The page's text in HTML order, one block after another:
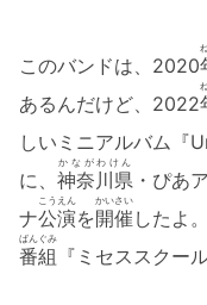
このバンドは、2020
あるんだけど、2022
しいミニアルバム『
に、 神奈川県
かながわけん
・ぴあ
ナ公演
こうえん
を開催
かいさい
したよ
番組
ばんぐみ
『ミセススクー